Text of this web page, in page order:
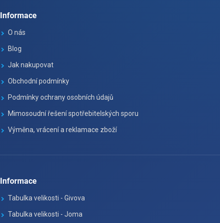
Informace
O nás
Blog
Jak nakupovat
Obchodní podmínky
Podmínky ochrany osobních údajů
Mimosoudní řešení spotřebitelských sporu
Výměna, vrácení a reklamace zboží
Informace
Tabulka velikosti - Givova
Tabulka velikosti - Joma